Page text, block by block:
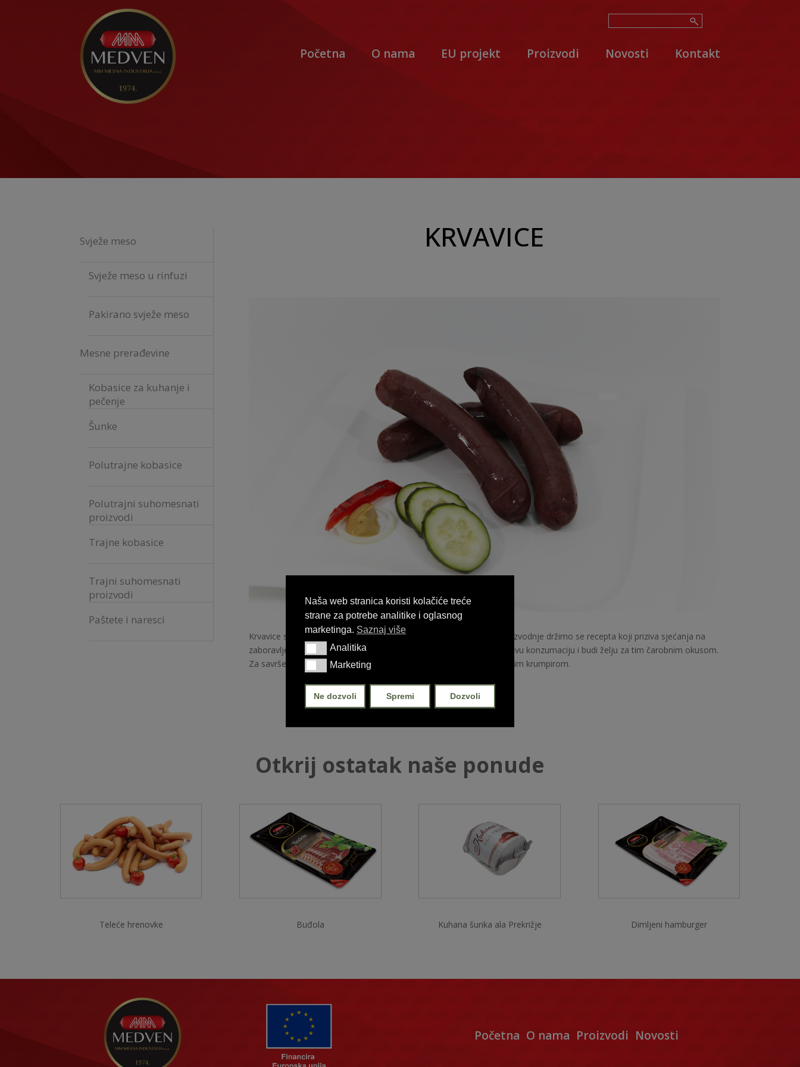
Naša web stranica koristi kolačiće treće
strane za potrebe analitike i oglasnog
marketinga. Saznaj više
AnalitikaAnalitika
MarketingMarketing
Ne dozvoli Spremi Dozvoli
Početna O nama EU projekt Proizvodi Novosti Kontakt
Svježe meso
Svježe meso u rinfuzi
Pakirano svježe meso
Mesne prerađevine
Kobasice za kuhanje i
pečenje
Šunke
Polutrajne kobasice
Polutrajni suhomesnati
proizvodi
Trajne kobasice
Trajni suhomesnati
proizvodi
Paštete i naresci
KRVAVICE
Krvavice su blago dimljeni proizvod s dugom tradicijom. Prilikom proizvodnje držimo se recepta koji priziva sjećanja na
zaboravljene okuse djetinjstva. Zimsko vrijeme uvijek poziva na njihovu konzumaciju i budi želju za tim čarobnim okusom.
Za savršeni osjećaj zadovoljstva poslužite ih s kiselim zeljem i restanim krumpirom.
Otkrij ostatak naše ponude
Teleće hrenovke Buđola Kuhana šunka ala Prekrižje Dimljeni hamburger
Početna O nama Proizvodi Novosti